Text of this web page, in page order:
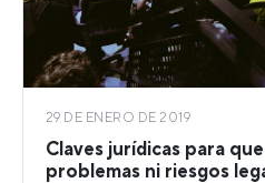
29 DE ENERO DE 2019
Claves jurídicas para
problemas ni riesgos